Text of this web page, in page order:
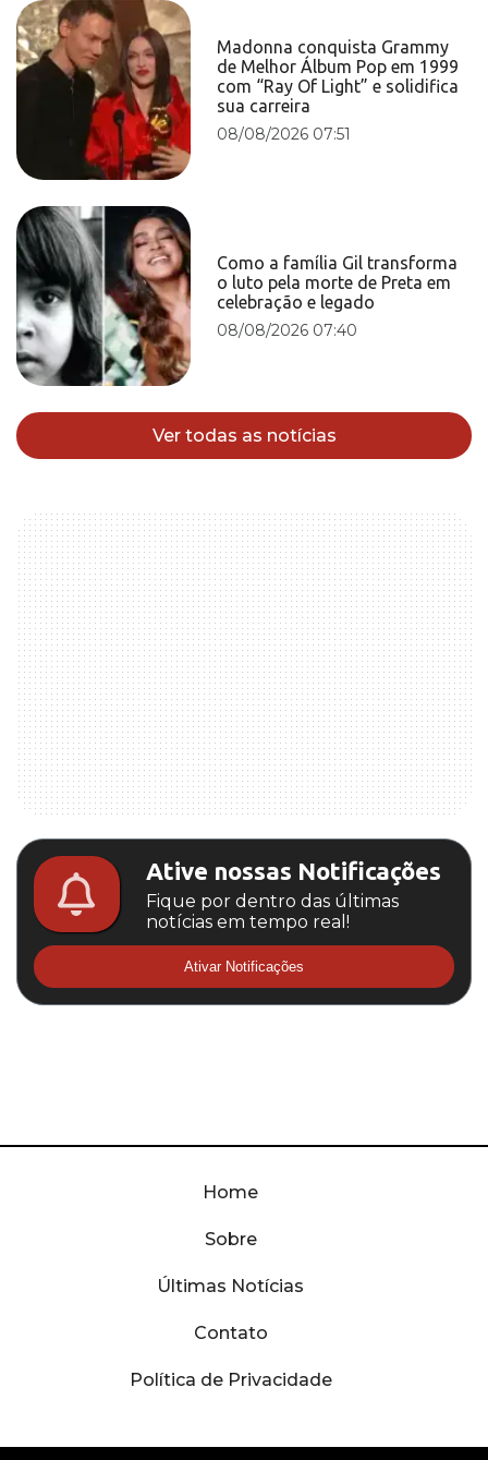
Madonna conquista Grammy
de Melhor Álbum Pop em 1999
com “Ray Of Light” e solidifica
sua carreira
08/08/2026 07:51
Como a família Gil transforma
o luto pela morte de Preta em
celebração e legado
08/08/2026 07:40
Ver todas as notícias
Ative nossas Notificações
Fique por dentro das últimas
notícias em tempo real!
Ativar Notificações
Home
Sobre
Últimas Notícias
Contato
Política de Privacidade